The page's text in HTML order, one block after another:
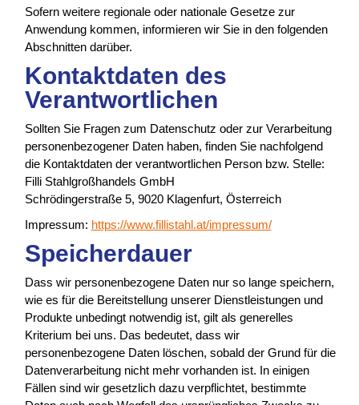
Sofern weitere regionale oder nationale Gesetze zur
Anwendung kommen, informieren wir Sie in den folgenden
Abschnitten darüber.
Kontaktdaten des
Verantwortlichen
Sollten Sie Fragen zum Datenschutz oder zur Verarbeitung
personenbezogener Daten haben, finden Sie nachfolgend
die Kontaktdaten der verantwortlichen Person bzw. Stelle:
Filli Stahlgroßhandels GmbH
Schrödingerstraße 5, 9020 Klagenfurt, Österreich
Impressum: https://www.fillistahl.at/impressum/
Speicherdauer
Dass wir personenbezogene Daten nur so lange speichern,
wie es für die Bereitstellung unserer Dienstleistungen und
Produkte unbedingt notwendig ist, gilt als generelles
Kriterium bei uns. Das bedeutet, dass wir
personenbezogene Daten löschen, sobald der Grund für die
Datenverarbeitung nicht mehr vorhanden ist. In einigen
Fällen sind wir gesetzlich dazu verpflichtet, bestimmte